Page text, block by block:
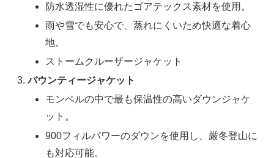
防水透湿性に優れたゴアテックス素材を使用。
雨や雪でも安心で、蒸れにくいため快適な着心
地。
ストームクルーザージャケット
バウンティージャケット
モンベルの中で最も保温性の高いダウンジャケ
ット。
900フィルパワーのダウンを使用し、厳冬登山に
も対応可能。